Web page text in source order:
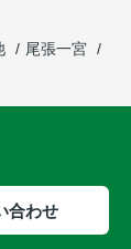
尾張一宮
合わせ